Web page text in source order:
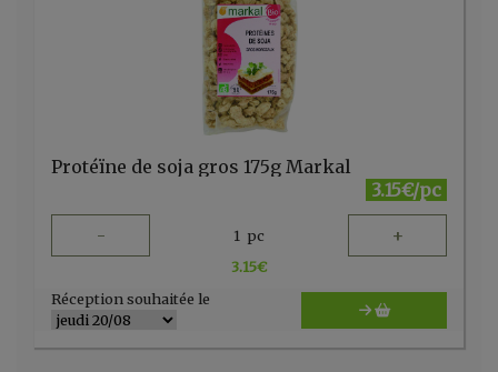
Protéïne de soja gros 175g Markal
3.15€/pc
- 1 pc +
3.15€
Réception souhaitée le